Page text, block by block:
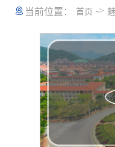
当前位置： 首页 ->